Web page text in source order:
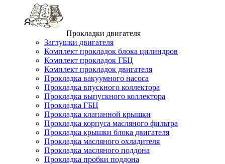
Прокладки двигателя
Заглушки двигателя
Комплект прокладок блока цилиндров
Комплект прокладок ГБЦ
Комплект прокладок двигателя
Прокладка вакуумного насоса
Прокладка впускного коллектора
Прокладка выпускного коллектора
Прокладка ГБЦ
Прокладка клапанной крышки
Прокладка корпуса масляного фильтра
Прокладка крышки блока двигателя
Прокладка масляного охладителя
Прокладка масляного поддона
Прокладка пробки поддона